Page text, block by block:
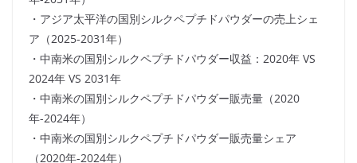
・アジア太平洋の国別シルクペプチドパウダーの売上シェ
ア（2025-2031年）
・中南米の国別シルクペプチドパウダー収益：2020年 VS
2024年 VS 2031年
・中南米の国別シルクペプチドパウダー販売量（2020
年-2024年）
・中南米の国別シルクペプチドパウダー販売量シェア
（2020年-2024年）